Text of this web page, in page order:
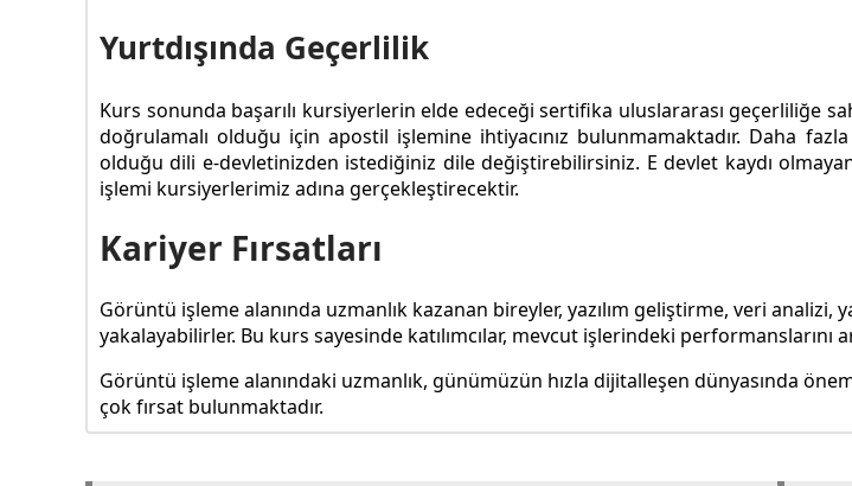
Yurtdışında Geçerlilik
Kurs sonunda başarılı kursiyerlerin elde edeceği sertifika uluslararası geçerliliğe
doğrulamalı olduğu için apostil işlemine ihtiyacınız bulunmamaktadır. Daha
olduğu dili e-devletinizden istediğiniz dile değiştirebilirsiniz. E devlet kaydı
işlemi kursiyerlerimiz adına gerçekleştirecektir.
Kariyer Fırsatları
Görüntü işleme alanında uzmanlık kazanan bireyler, yazılım geliştirme, veri
yakalayabilirler. Bu kurs sayesinde katılımcılar, mevcut işlerindeki performanslarını
Görüntü işleme alanındaki uzmanlık, günümüzün hızla dijitalleşen dünyasında
çok fırsat bulunmaktadır.